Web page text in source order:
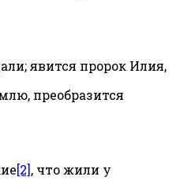
явится пророк Илия,
преобразится
[2], что жили у